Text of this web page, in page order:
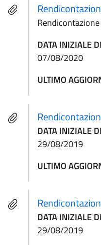
DATA INIZIALE
07/08/2020
ULTIMO
DATA INIZIALE
29/08/2019
ULTIMO
DATA INIZIALE
29/08/2019